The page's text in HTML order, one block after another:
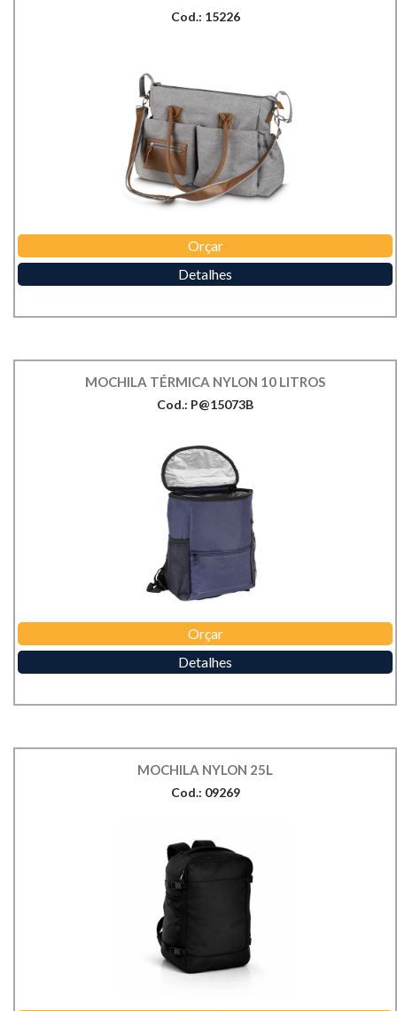
Cod.: 15226
Orçar
Detalhes
MOCHILA TÉRMICA NYLON 10 LITROS
Cod.: P@15073B
Orçar
Detalhes
MOCHILA NYLON 25L
Cod.: 09269